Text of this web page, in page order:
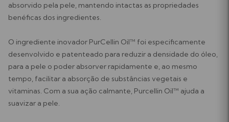
absorvido pela pele, mantendo intactas as propriedades
benéficas dos ingredientes.
O ingrediente inovador PurCellin Oil™ foi especificamente
desenvolvido e patenteado para reduzir a densidade do óleo,
para a pele o poder absorver rapidamente e, ao mesmo
tempo, facilitar a absorção de substâncias vegetais e
vitaminas. Com a sua ação calmante, Purcellin Oil™ ajuda a
suavizar a pele.